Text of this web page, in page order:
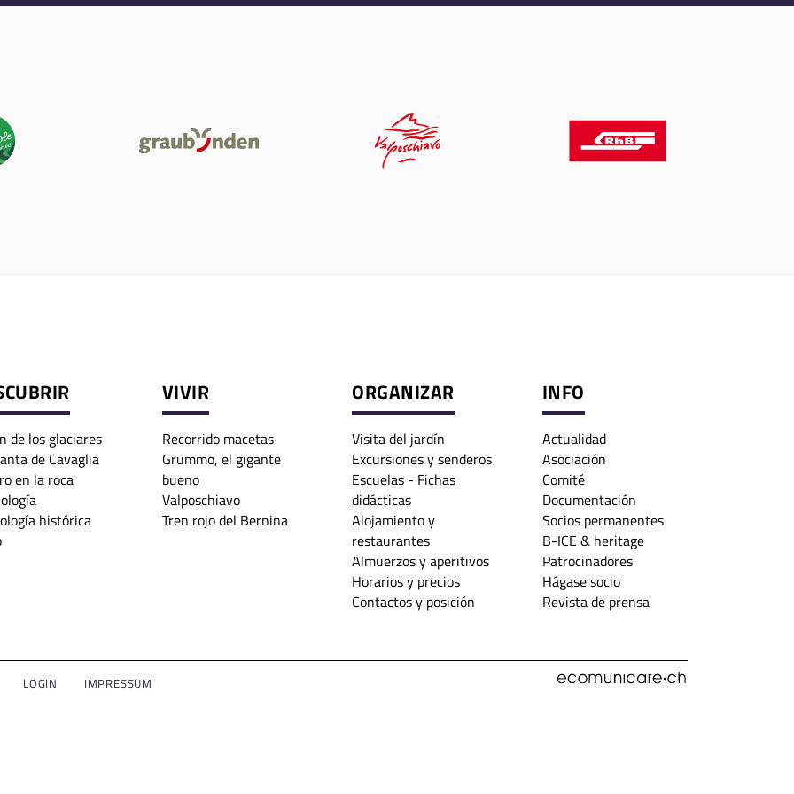
de los glaciares
de Cavaglia
en la roca
histórica
VIVIR
Recorrido macetas
Grummo, el gigante
bueno
Valposchiavo
Tren rojo del Bernina
ORGANIZAR
Visita del jardín
Excursiones y senderos
Escuelas - Fichas
didácticas
Alojamiento y
restaurantes
Almuerzos y aperitivos
Horarios y precios
Contactos y posición
INFO
Actualidad
Asociación
Comité
Documentación
Socios permanentes
B-ICE & heritage
Patrocinadores
Hágase socio
Revista de prensa
LOGIN IMPRESSUM